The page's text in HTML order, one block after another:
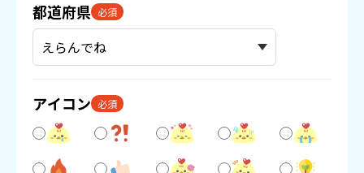
都道府県 必須
アイコン 必須